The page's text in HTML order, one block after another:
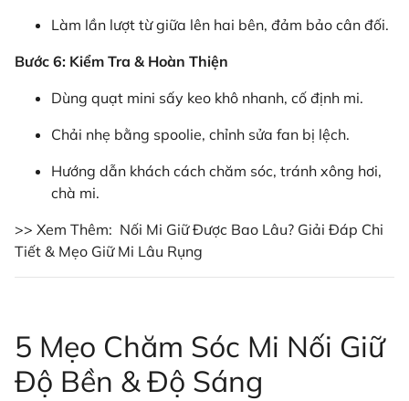
Làm lần lượt từ giữa lên hai bên, đảm bảo cân đối.
Bước 6: Kiểm Tra & Hoàn Thiện
Dùng quạt mini sấy keo khô nhanh, cố định mi.
Chải nhẹ bằng spoolie, chỉnh sửa fan bị lệch.
Hướng dẫn khách cách chăm sóc, tránh xông hơi,
chà mi.
>> Xem Thêm: Nối Mi Giữ Được Bao Lâu? Giải Đáp Chi
Tiết & Mẹo Giữ Mi Lâu Rụng
5 Mẹo Chăm Sóc Mi Nối Giữ
Độ Bền & Độ Sáng